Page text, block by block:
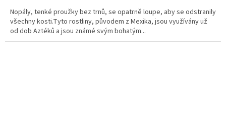
Nopály, tenké proužky bez trnů, se opatrně loupe, aby se odstranily
všechny kosti.Tyto rostliny, původem z Mexika, jsou využívány už
od dob Aztéků a jsou známé svým bohatým...